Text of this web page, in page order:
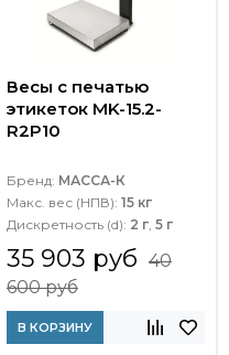
Весы с печатью
этикеток MK-15.2-
R2P10
Бренд: МАССА-К
Макс. вес (НПВ): 15 кг
Дискретность (d): 2 г, 5 г
35 903 руб 40
600 руб
В КОРЗИНУ